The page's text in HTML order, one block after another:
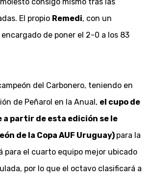
El propio Remedi, con un
de poner el 2-0 a los 83
del Carbonero, teniendo en
de Peñarol en la Anual, el cupo de
a partir de esta edición se le
de la Copa AUF Uruguay) para la
para el cuarto equipo mejor ubicado
por lo que el octavo clasificará a